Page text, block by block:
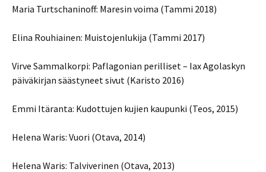
Maria Turtschaninoff: Maresin voima (Tammi 2018)
Elina Rouhiainen: Muistojenlukija (Tammi 2017)
Virve Sammalkorpi: Paflagonian perilliset – Iax Agolaskyn
päiväkirjan säästyneet sivut (Karisto 2016)
Emmi Itäranta: Kudottujen kujien kaupunki (Teos, 2015)
Helena Waris: Vuori (Otava, 2014)
Helena Waris: Talviverinen (Otava, 2013)